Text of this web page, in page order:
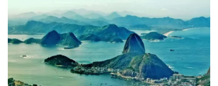
Tęsti el. paštu